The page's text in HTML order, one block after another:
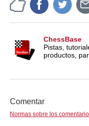
ChessBase
Pistas,
productos,
Comentar
Normas sobre los